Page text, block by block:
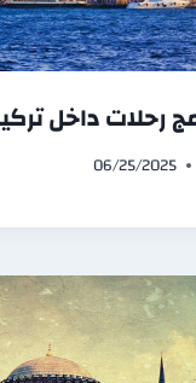
داخل تركيا
06/25/2025